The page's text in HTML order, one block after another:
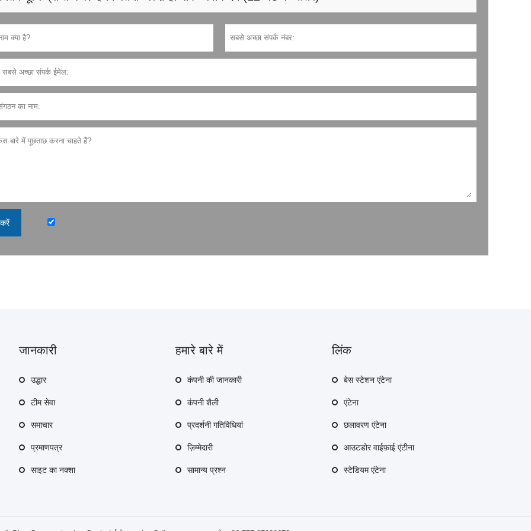
जानकारी
उद्धार
टीम सेवा
समाचार
प्रमाणपत्र
साइट का नक्शा
हमारे बारे में
कंपनी की जानकारी
कंपनी शैली
प्रदर्शनी गतिविधियां
ज़िम्मेदारी
सामान्य प्रश्न
लिंक
बेस स्टेशन एंटेना
एंटेना
छलावरण एंटेना
आउटडोर वाईफ़ाई एंटीना
स्टेडियम एंटेना